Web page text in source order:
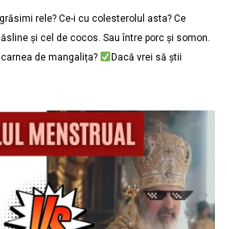
rele? Ce-i cu colesterolul asta? Ce
și cel de cocos. Sau între porc și somon.
de mangalița?
Dacă vrei să știi